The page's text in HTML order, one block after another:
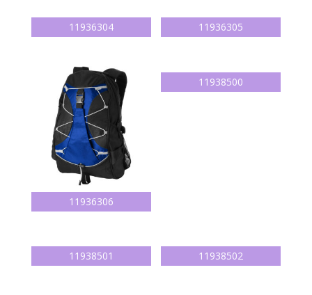
11936304 11936305
11936306
11938500
11938501 11938502